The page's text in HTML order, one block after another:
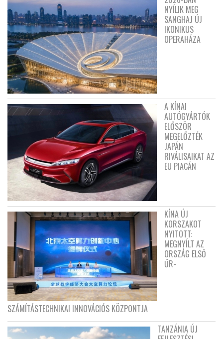
NYÍLIK MEG
SANGHAJ ÚJ
IKONIKUS
OPERAHÁZA
A KÍNAI
AUTÓGYÁRTÓK
ELŐSZÖR
MEGELŐZTÉK
JAPÁN
RIVÁLISAIKAT AZ
EU PIACÁN
KÍNA ÚJ
KORSZAKOT
NYITOTT:
MEGNYÍLT AZ
ORSZÁG ELSŐ
ŰR-
SZÁMÍTÁSTECHNIKAI INNOVÁCIÓS KÖZPONTJA
TANZÁNIA ÚJ